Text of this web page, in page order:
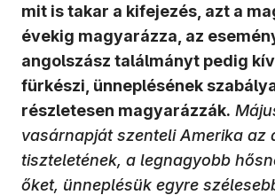
mit is takar a kifejezés, azt a
évekig magyarázza, az
angolszász találmányt pedig
fürkészi, ünneplésének
részletesen magyarázzák.
vasárnapját szenteli Amerika az
tiszteletének, a legnagyobb
őket, ünneplésük egyre